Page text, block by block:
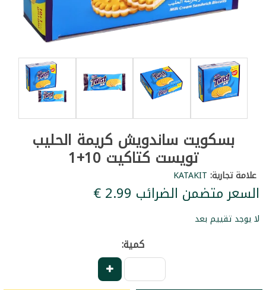
بسكويت ساندويش كريمة الحليب
تويست كتاكيت 10+1
علامة تجارية: KATAKIT
السعر متضمن الضرائب ‏2.99 €
لا يوجد تقييم بعد
كمية: